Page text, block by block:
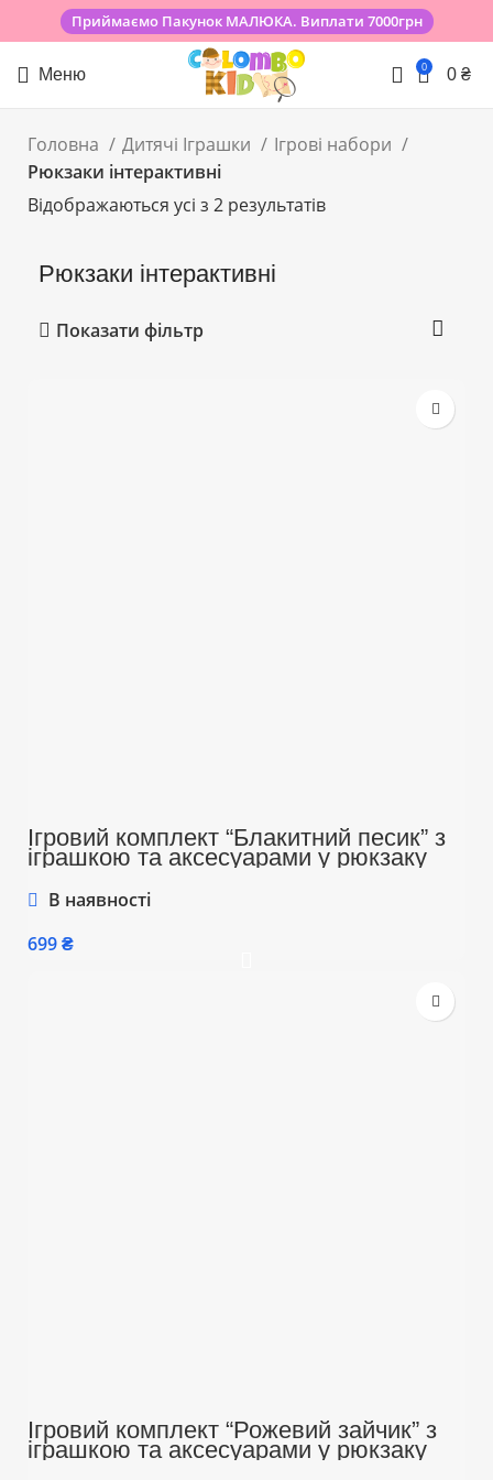
Приймаємо Пакунок МАЛЮКА. Виплати 7000грн
Меню 0 0 ₴
Головна Дитячі Іграшки
Ігрові набори
Рюкзаки інтерактивні
Відображаються усі з 2 результатів
Рюкзаки інтерактивні
Показати фільтр
Ігровий комплект “Блакитний песик” з
іграшкою та аксесуарами у рюкзаку
В наявності
₴
Ігровий комплект “Рожевий зайчик” з
іграшкою та аксесуарами у рюкзаку